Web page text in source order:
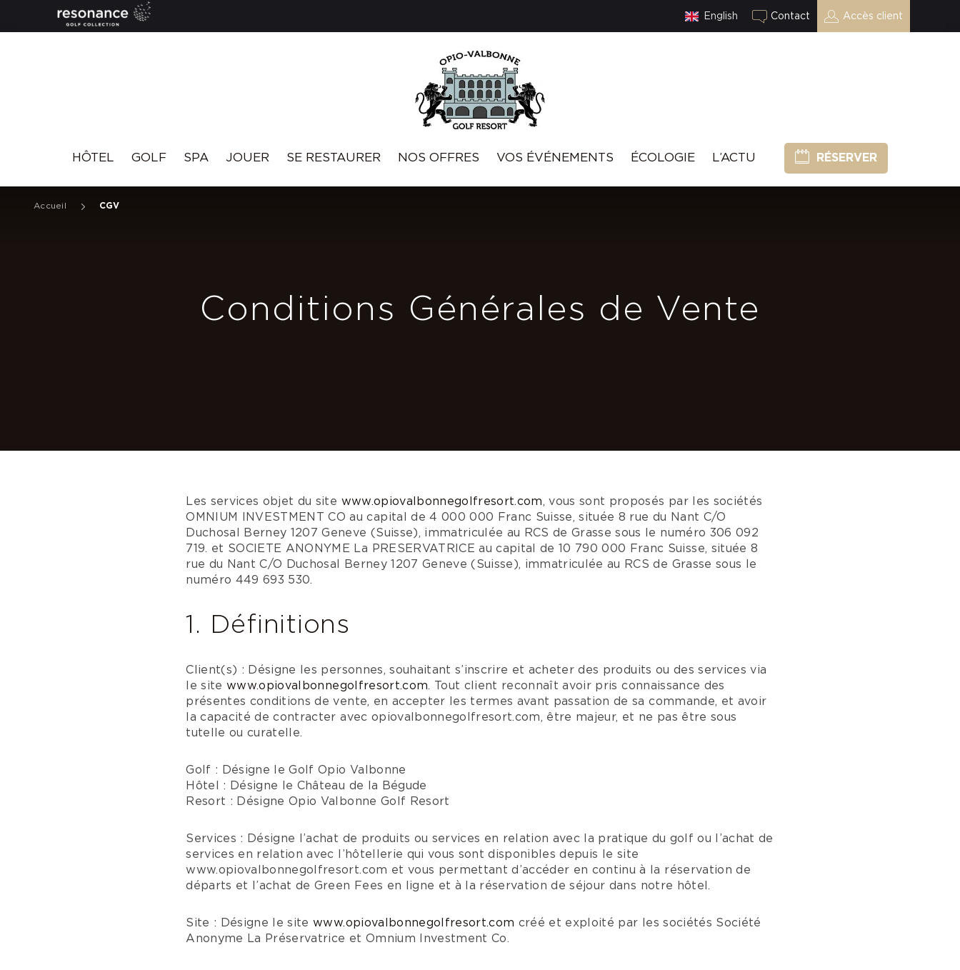
Resonance
English Contact Accès client
HÔTEL GOLF SPA JOUER SE RESTAURER NOS OFFRES VOS ÉVÉNEMENTS ÉCOLOGIE L’ACTU RÉSERVER
Accueil CGV
Conditions Générales de Vente
Les services objet du site www.opiovalbonnegolfresort.com, vous sont proposés par les sociétés
OMNIUM INVESTMENT CO au capital de 4 000 000 Franc Suisse, située 8 rue du Nant C/O
Duchosal Berney 1207 Geneve (Suisse), immatriculée au RCS de Grasse sous le numéro 306 092
719. et SOCIETE ANONYME La PRESERVATRICE au capital de 10 790 000 Franc Suisse, située 8
rue du Nant C/O Duchosal Berney 1207 Geneve (Suisse), immatriculée au RCS de Grasse sous le
numéro 449 693 530.
1. Définitions
Client(s) : Désigne les personnes, souhaitant s’inscrire et acheter des produits ou des services via
le sitewww.opiovalbonnegolfresort.com. Tout client reconnaît avoir pris connaissance des
présentes conditions de vente, en accepter les termes avant passation de sa commande, et avoir
la capacité de contracter avec opiovalbonnegolfresort.com, être majeur, et ne pas être sous
tutelle ou curatelle.
Golf : Désigne le Golf Opio Valbonne
Hôtel : Désigne le Château de la Bégude
Resort : Désigne Opio Valbonne Golf Resort
Services : Désigne l’achat de produits ou services en relation avec la pratique du golf ou l’achat de
services en relation avec l’hôtellerie qui vous sont disponibles depuis le site
www.opiovalbonnegolfresort.com et vous permettant d’accéder en continu à la réservation de
départs et l’achat de Green Fees en ligne et à la réservation de séjour dans notre hôtel.
Site : Désigne le sitewww.opiovalbonnegolfresort.com créé et exploité par les sociétés Société
Anonyme La Préservatrice et Omnium Investment Co.